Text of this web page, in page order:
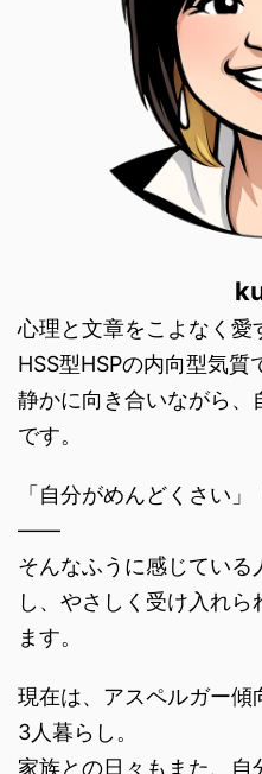
心理と文章をこよなく愛
HSS型HSPの内向型気質
静かに向き合いながら、
です。
「自分がめんどくさい」
――
そんなふうに感じてい
し、やさしく受け入れ
ます。
現在は、アスペルガー傾
3人暮らし。
家族との日々もまた、